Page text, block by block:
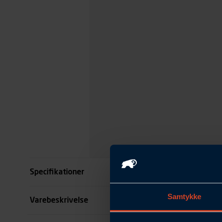
Samtykke
Specifikationer
Størrelse
Varebeskrivelse